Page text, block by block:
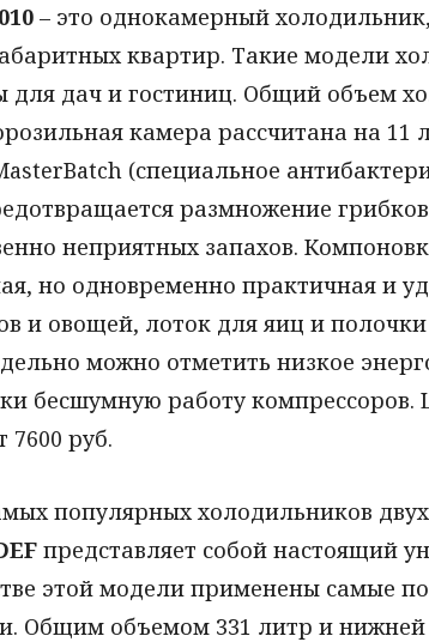
– это однокамерный
квартир. Такие модели
для дач и гостиниц. Общий объем
камера рассчитана на 11
(специальное
размножение
неприятных запахов.
но одновременно практичная и
и овощей, лоток для яиц и
можно отметить низкое
бесшумную работу
руб.
популярных холодильников
представляет собой настоящий
этой модели применены самые
Общим объемом 331 литр и